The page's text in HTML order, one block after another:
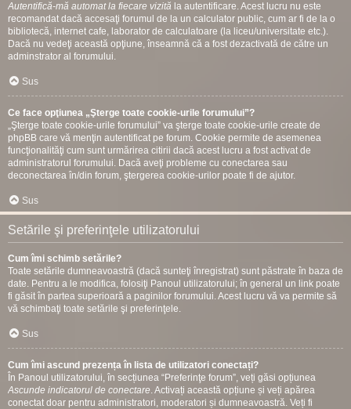
Autentifică-mă automat la fiecare vizită la autentificare. Acest lucru nu este
recomandat dacă accesaţi forumul de la un calculator public, cum ar fi de la o
bibliotecă, internet cafe, laborator de calculatoare (la liceu/universitate etc.).
Dacă nu vedeţi această opţiune, înseamnă că a fost dezactivată de către un
adminstrator al forumului.
Sus
Ce face opţiunea „Şterge toate cookie-urile forumului”?
„Şterge toate cookie-urile forumului” va şterge toate cookie-urile create de
phpBB care vă menţin autentificat pe forum. Cookie permite de asemenea
funcţionalităţi cum sunt urmărirea citirii dacă acest lucru a fost activat de
administratorul forumului. Dacă aveţi probleme cu conectarea sau
deconectarea în/din forum, ştergerea cookie-urilor poate fi de ajutor.
Sus
Setările şi preferinţele utilizatorului
Cum îmi schimb setările?
Toate setările dumneavoastră (dacă sunteţi înregistrat) sunt păstrate în baza de
date. Pentru a le modifica, folosiţi Panoul utilizatorului; în general un link poate
fi găsit în partea superioară a paginilor forumului. Acest lucru vă va permite să
vă schimbaţi toate setările şi preferinţele.
Sus
Cum îmi ascund prezența în lista de utilizatori conectați?
În Panoul utilizatorului, în secțiunea “Preferinţe forum”, veți găsi opțiunea
Ascunde indicatorul de conectare. Activați această opțiune și veți apărea
conectat doar pentru administratori, moderatori și dumneavoastră. Veți fi